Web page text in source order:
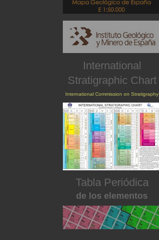
International
Stratigraphic Chart
International Commission on Stratigraphy
Tabla Periódica
de los elementos